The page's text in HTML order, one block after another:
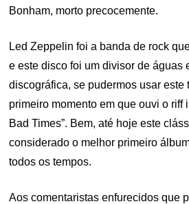
Bonham, morto precocemente.
Led Zeppelin foi a banda de rock
e este disco foi um divisor de águas
discográfica, se pudermos usar este
primeiro momento em que ouvi o riff
Bad Times”. Bem, até hoje este
considerado o melhor primeiro
todos os tempos.
Aos comentaristas enfurecidos que